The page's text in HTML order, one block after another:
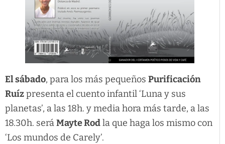
El sábado, para los más pequeños Purificación
Ruízpresenta el cuento infantil ‘Luna y sus
planetas’, a las 18h. y media hora más tarde, a las
18.30h. seráMayte Rodla que haga los mismo con
‘Los mundos de Carely’.